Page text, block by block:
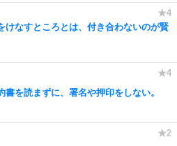
けなすところとは、付き合わないのが賢
書を読まずに、署名や押印をしない。